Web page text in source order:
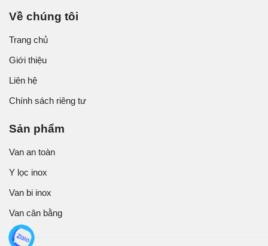
Về chúng tôi
Trang chủ
Giới thiệu
Liên hệ
Chính sách riêng tư
Sản phẩm
Van an toàn
Y lọc inox
Van bi inox
Van cân bằng